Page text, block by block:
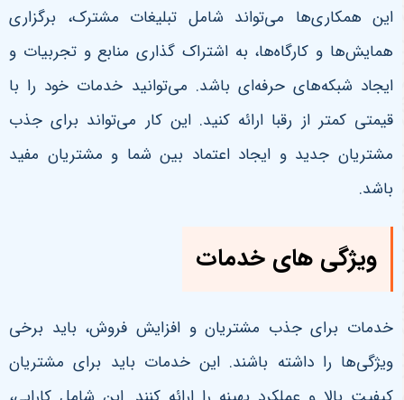
این همکاری‌ها می‌تواند شامل تبلیغات مشترک، برگزاری
همایش‌ها و کارگاه‌ها، به اشتراک گذاری منابع و تجربیات و
ایجاد شبکه‌های حرفه‌ای باشد. می‌توانید خدمات خود را با
قیمتی کمتر از رقبا ارائه کنید. این کار می‌تواند برای جذب
مشتریان جدید و ایجاد اعتماد بین شما و مشتریان مفید
باشد.
ویژگی های خدمات
خدمات برای جذب مشتریان و افزایش فروش، باید برخی
ویژگی‌ها را داشته باشند. این خدمات باید برای مشتریان